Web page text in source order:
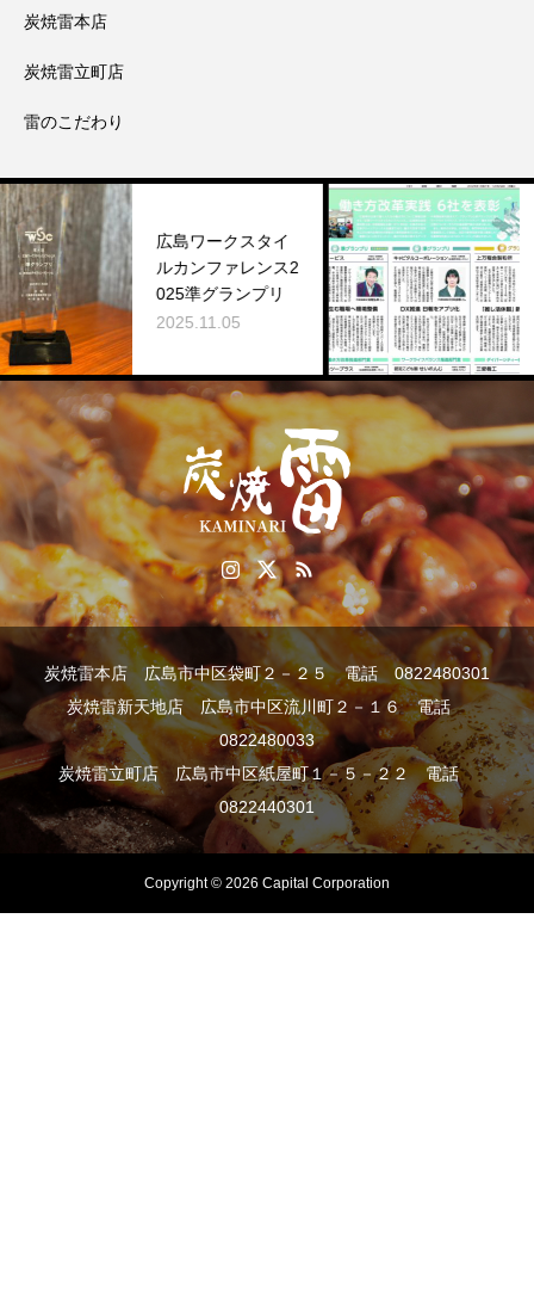
炭焼雷本店
炭焼雷立町店
雷のこだわり
広島ワークスタイ
ルカンファレンス2
025準グランプリ
2025.11.05
中国新聞で
タルコーポ
ョンの事例
されました
2026.01.01
炭焼雷本店 広島市中区袋町２－２５ 電話 0822480301
炭焼雷新天地店 広島市中区流川町２－１６ 電話
0822480033
炭焼雷立町店 広島市中区紙屋町１－５－２２ 電話
0822440301
Copyright © 2026 Capital Corporation